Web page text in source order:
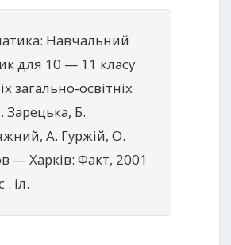
Навчальний
для 10 — 11 класу
загально-освітніх
Зарецька, Б.
А. Гуржій, О.
— Харків: Факт, 2001
іл.